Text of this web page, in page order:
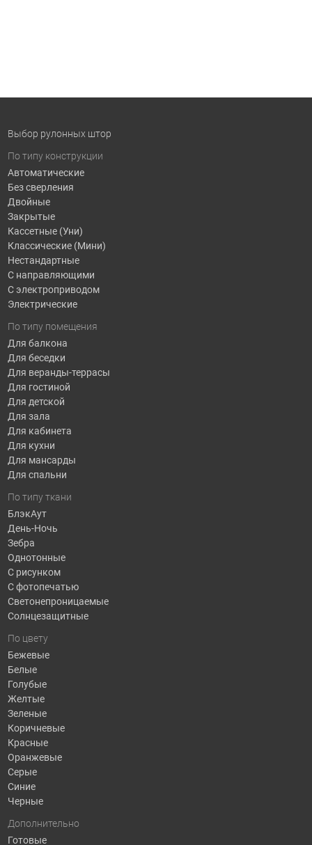
Выбор рулонных штор
По типу конструкции
Автоматические
Без сверления
Двойные
Закрытые
Кассетные (Уни)
Классические (Мини)
Нестандартные
С направляющими
С электроприводом
Электрические
По типу помещения
Для балкона
Для беседки
Для веранды-террасы
Для гостиной
Для детской
Для зала
Для кабинета
Для кухни
Для мансарды
Для спальни
По типу ткани
БлэкАут
День-Ночь
Зебра
Однотонные
С рисунком
С фотопечатью
Светонепроницаемые
Солнцезащитные
По цвету
Бежевые
Белые
Голубые
Желтые
Зеленые
Коричневые
Красные
Оранжевые
Серые
Синие
Черные
Дополнительно
Готовые